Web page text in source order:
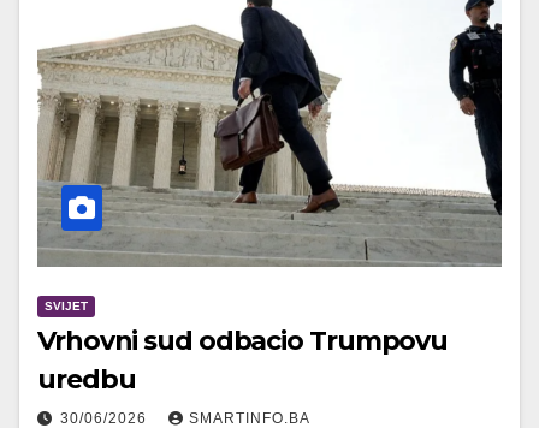
SVIJET
Vrhovni sud odbacio Trumpovu
uredbu
30/06/2026 SMARTINFO.BA